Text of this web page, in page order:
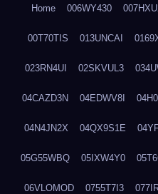
Home 006WY430
00T70TIS 013UNCAI
023RN4UI 02SKVUL3
04CAZD3N 04EDWV8I
04N4JN2X 04QX9S1E
05G55WBQ 05IXW4Y0
06VLOMOD 0755T7I3